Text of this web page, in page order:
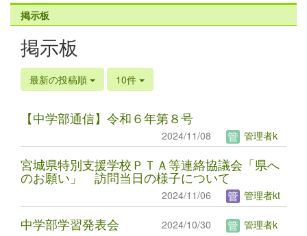
掲示板
掲示板
最新の投稿順 10件
【中学部通信】令和６年第８号
2024/11/08 管理者k
宮城県特別支援学校ＰＴＡ等連絡協議会「県へ
のお願い」 訪問当日の様子について
2024/11/06 管理者kt
中学部学習発表会 2024/10/30 管理者k